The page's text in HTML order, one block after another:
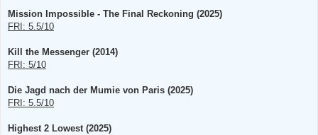
B
i
a
g
Mission Impossible - The Final Reckoning (2025)
FRI: 5.5/10
Kill the Messenger (2014)
FRI: 5/10
Die Jagd nach der Mumie von Paris (2025)
FRI: 5.5/10
Highest 2 Lowest (2025)